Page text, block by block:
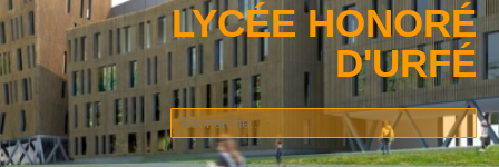
LYCÉE HONORÉ
D'URFÉ